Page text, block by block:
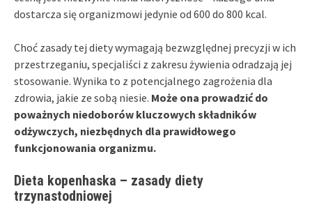
dostarcza się organizmowi jedynie od 600 do 800 kcal.
Choć zasady tej diety wymagają bezwzględnej precyzji w ich
przestrzeganiu, specjaliści z zakresu żywienia odradzają jej
stosowanie. Wynika to z potencjalnego zagrożenia dla
zdrowia, jakie ze sobą niesie. Może ona prowadzić do
poważnych niedoborów kluczowych składników
odżywczych, niezbędnych dla prawidłowego
funkcjonowania organizmu.
Dieta kopenhaska – zasady diety
trzynastodniowej